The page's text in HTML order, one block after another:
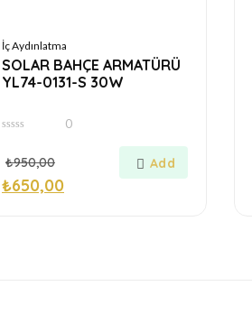
İç Aydınlatma
SOLAR BAHÇE ARMATÜRÜ
YL74-0131-S 30W
of
0
₺950,00
₺650,00